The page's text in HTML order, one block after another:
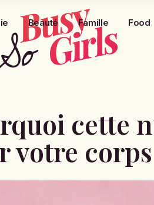
Beauté Famille Food
cette
votre corps